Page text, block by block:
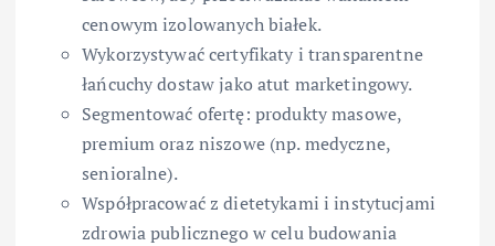
cenowym izolowanych białek.
Wykorzystywać certyfikaty i transparentne
łańcuchy dostaw jako atut marketingowy.
Segmentować ofertę: produkty masowe,
premium oraz niszowe (np. medyczne,
senioralne).
Współpracować z dietetykami i instytucjami
zdrowia publicznego w celu budowania